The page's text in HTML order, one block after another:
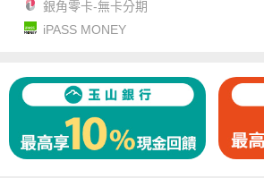
銀角零卡-無卡分期
iPASS MONEY